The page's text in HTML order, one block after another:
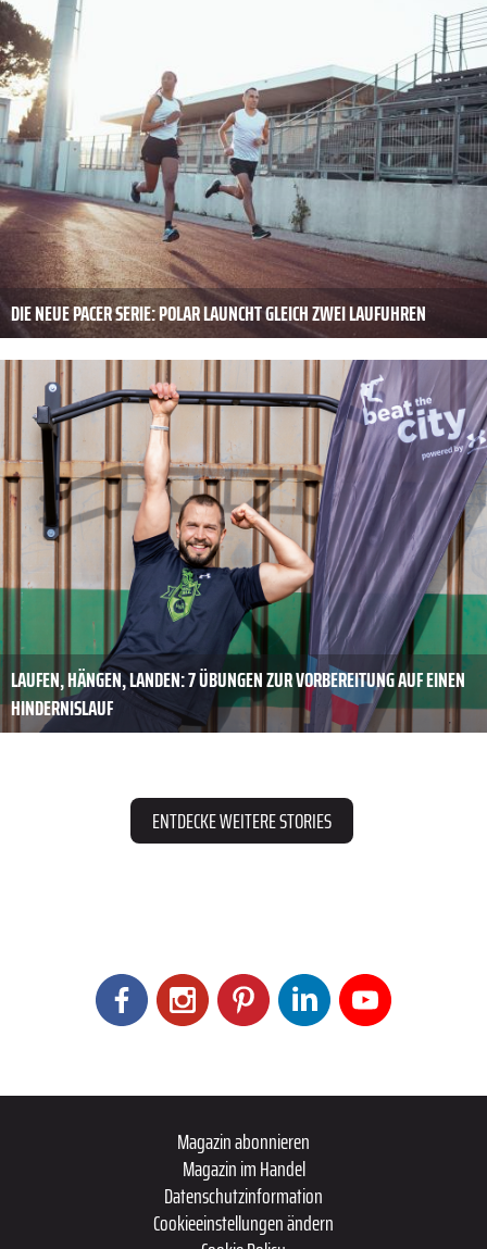
DIE NEUE PACER SERIE: POLAR LAUNCHT GLEICH ZWEI LAUFUHREN
LAUFEN, HÄNGEN, LANDEN: 7 ÜBUNGEN ZUR VORBEREITUNG AUF EINEN
HINDERNISLAUF
ENTDECKE WEITERE STORIES
Magazin abonnieren
Magazin im Handel
Datenschutzinformation
Cookieeinstellungen ändern